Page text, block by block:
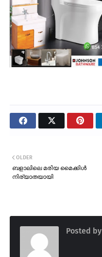
OLDER
ബളാലിലെ മരിയ മൈക്കിൾ
നിര്യാതയായി
Posted by